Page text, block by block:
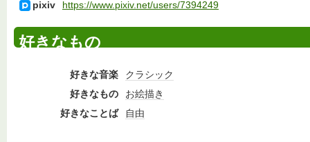
pixiv https://www.pixiv.net/users/7394249
好きなもの
好きな音楽
クラシック
好きなもの
お絵描き
好きなことば
自由